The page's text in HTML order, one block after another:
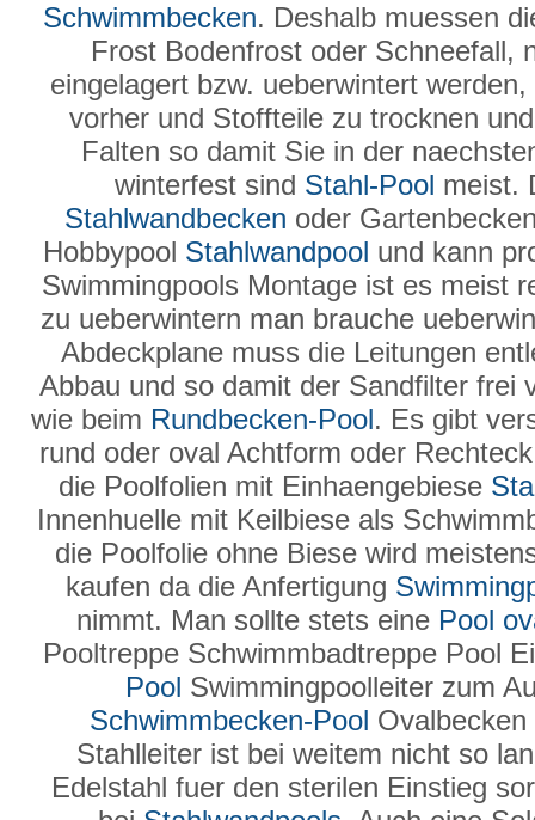
Schwimmbecken. Deshalb muessen
Frost Bodenfrost oder Schneefall,
eingelagert bzw. ueberwintert
vorher und Stoffteile zu trocknen
Falten so damit Sie in der
winterfest sind Stahl-Pool meist.
Stahlwandbecken oder
Hobbypool Stahlwandpool und kann
Swimmingpools Montage ist es meist
zu ueberwintern man brauche
Abdeckplane muss die Leitungen
Abbau und so damit der Sandfilter frei
wie beim Rundbecken-Pool. Es gibt
rund oder oval Achtform oder
die Poolfolien mit Einhaengebiese
Innenhuelle mit Keilbiese als
die Poolfolie ohne Biese wird
kaufen da die Anfertigung
nimmt. Man sollte stets eine Pool
Pooltreppe Schwimmbadtreppe Pool
Pool Swimmingpoolleiter zum
Schwimmbecken-Pool
Stahlleiter ist bei weitem nicht so
Edelstahl fuer den sterilen Einstieg